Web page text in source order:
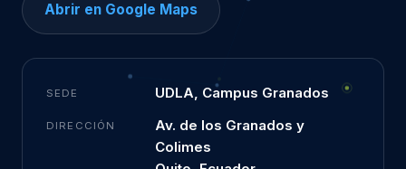
Abrir en Google Maps
SEDE UDLA, Campus Granados
DIRECCIÓN
Av. de los Granados y
Colimes